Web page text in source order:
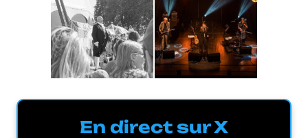
En direct sur X